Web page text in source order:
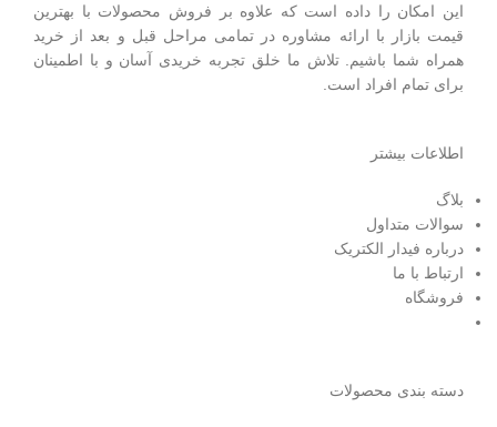
این امکان را داده است که علاوه بر فروش محصولات با بهترین
قیمت بازار با ارائه مشاوره در تمامی مراحل قبل و بعد از خرید
همراه شما باشیم. تلاش ما خلق تجربه خریدی آسان و با اطمینان
برای تمام افراد است.
اطلاعات بیشتر
بلاگ
سوالات متداول
درباره فیدار الکتریک
ارتباط با ما
فروشگاه
دسته بندی محصولات